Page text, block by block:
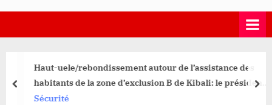
Haut-uele/rebondissement autour de l’assistance des
habitants de la zone d’exclusion B de Kibali: le président
de l’Assemblée provinciale en appelle à la non violence
Sécurité
prev